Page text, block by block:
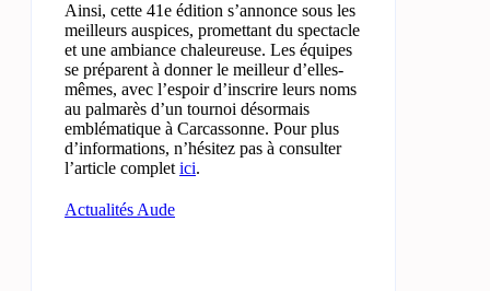
Ainsi, cette 41e édition s’annonce sous les
meilleurs auspices, promettant du spectacle
et une ambiance chaleureuse. Les équipes
se préparent à donner le meilleur d’elles-
mêmes, avec l’espoir d’inscrire leurs noms
au palmarès d’un tournoi désormais
emblématique à Carcassonne. Pour plus
d’informations, n’hésitez pas à consulter
l’article completici.
Actualités Aude